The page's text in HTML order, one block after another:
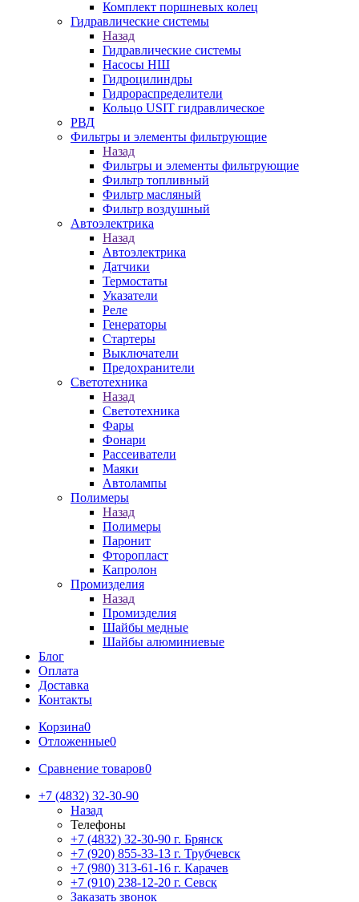
Комплект поршневых колец
Гидравлические системы
Назад
Гидравлические системы
Насосы НШ
Гидроцилиндры
Гидрораспределители
Кольцо USIT гидравлическое
РВД
Фильтры и элементы фильтрующие
Назад
Фильтры и элементы фильтрующие
Фильтр топливный
Фильтр масляный
Фильтр воздушный
Автоэлектрика
Назад
Автоэлектрика
Датчики
Термостаты
Указатели
Реле
Генераторы
Стартеры
Выключатели
Предохранители
Светотехника
Назад
Светотехника
Фары
Фонари
Рассеиватели
Маяки
Автолампы
Полимеры
Назад
Полимеры
Паронит
Фторопласт
Капролон
Промизделия
Назад
Промизделия
Шайбы медные
Шайбы алюминиевые
Блог
Оплата
Доставка
Контакты
Корзина0
Отложенные0
Сравнение товаров0
+7 (4832) 32-30-90
Назад
Телефоны
+7 (4832) 32-30-90 г. Брянск
+7 (920) 855-33-13 г. Трубчевск
+7 (980) 313-61-16 г. Карачев
+7 (910) 238-12-20 г. Севск
Заказать звонок